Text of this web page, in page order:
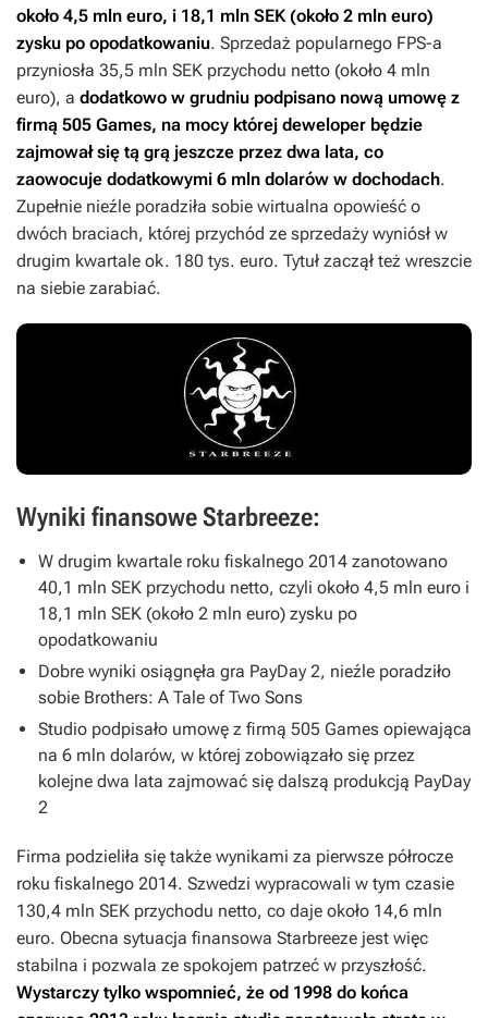
około 4,5 mln euro, i 18,1 mln SEK (około 2 mln euro)
zysku po opodatkowaniu. Sprzedaż popularnego FPS-a
przyniosła 35,5 mln SEK przychodu netto (około 4 mln
euro), a dodatkowo w grudniu podpisano nową umowę z
firmą 505 Games, na mocy której deweloper będzie
zajmował się tą grą jeszcze przez dwa lata, co
zaowocuje dodatkowymi 6 mln dolarów w dochodach.
Zupełnie nieźle poradziła sobie wirtualna opowieść o
dwóch braciach, której przychód ze sprzedaży wyniósł w
drugim kwartale ok. 180 tys. euro. Tytuł zaczął też wreszcie
na siebie zarabiać.
Wyniki finansowe Starbreeze:
W drugim kwartale roku fiskalnego 2014 zanotowano
40,1 mln SEK przychodu netto, czyli około 4,5 mln euro i
18,1 mln SEK (około 2 mln euro) zysku po
opodatkowaniu
Dobre wyniki osiągnęła gra PayDay 2, nieźle poradziło
sobie Brothers: A Tale of Two Sons
Studio podpisało umowę z firmą 505 Games opiewająca
na 6 mln dolarów, w której zobowiązało się przez
kolejne dwa lata zajmować się dalszą produkcją PayDay
2
Firma podzieliła się także wynikami za pierwsze półrocze
roku fiskalnego 2014. Szwedzi wypracowali w tym czasie
130,4 mln SEK przychodu netto, co daje około 14,6 mln
euro. Obecna sytuacja finansowa Starbreeze jest więc
stabilna i pozwala ze spokojem patrzeć w przyszłość.
Wystarczy tylko wspomnieć, że od 1998 do końca